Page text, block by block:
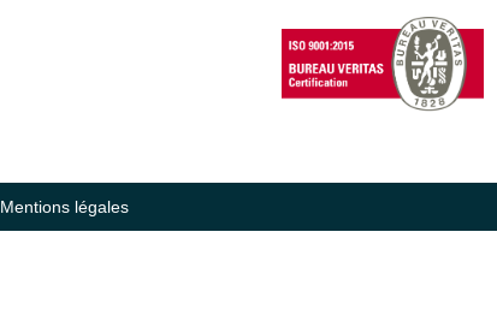
Mentions légales